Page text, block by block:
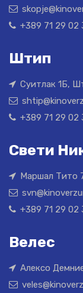
+389 71 29 02
Штип
Суитлак 1Б,
+389 71 29 02
Свети
Маршал Тито
+389 71 29 02
Велес
Алексо